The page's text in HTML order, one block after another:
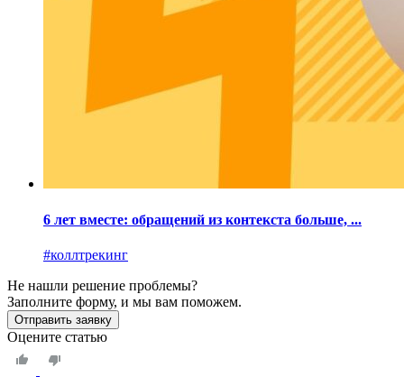
6 лет вместе: обращений из контекста больше, ...
#коллтрекинг
Не нашли решение проблемы?
Заполните форму, и мы вам поможем.
Отправить заявку
Оцените статью